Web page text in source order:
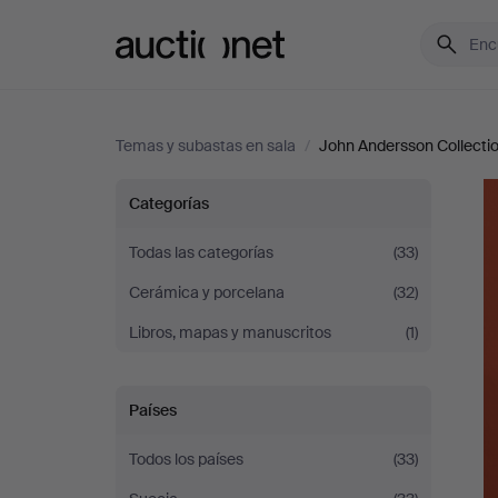
Temas y subastas en sala / John Andersson
John
Andersson
Collection
Categorías
Todas las categorías
(33)
Cerámica y porcelana
(32)
Libros, mapas y manuscritos
(1)
Países
Todos los países
(33)